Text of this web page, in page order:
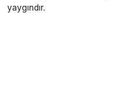
yaygındır.